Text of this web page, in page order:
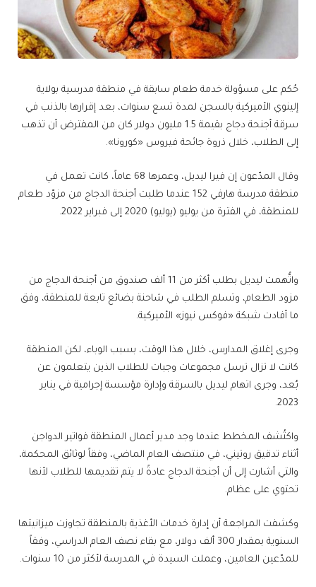
حُكم على مسؤولة خدمة طعام سابقة في منطقة مدرسية بولاية
إلينوي الأميركية بالسجن لمدة تسع سنوات، بعد إقرارها بالذنب في
سرقة أجنحة دجاج بقيمة 1.5 مليون دولار كان من المفترض أن تذهب
إلى الطلاب، خلال ذروة جائحة فيروس «كورونا».
وقال المدّعون إن فيرا ليديل، وعمرها 68 عاماً، كانت تعمل في
منطقة مدرسة هارفي 152 عندما طلبت أجنحة الدجاج من مزوّد طعام
للمنطقة، في الفترة من يوليو (يوليو) 2020 إلى فبراير 2022.
واتُّهمت ليديل بطلب أكثر من 11 ألف صندوق من أجنحة الدجاج من
مزود الطعام، وتسلم الطلب في شاحنة بضائع تابعة للمنطقة، وفق
ما أفادت شبكة «فوكس نيوز» الأميركية.
وجرى إغلاق المدارس، خلال هذا الوقت، بسبب الوباء، لكن المنطقة
كانت لا تزال ترسل مجموعات وجبات للطلاب الذين يتعلمون عن
بُعد، وجرى اتهام ليديل بالسرقة وإدارة مؤسسة إجرامية في يناير
2023.
واكتُشف المخطط عندما وجد مدير أعمال المنطقة فواتير الدواجن
أثناء تدقيق روتيني، في منتصف العام الماضي، وفقاً لوثائق المحكمة،
والتي أشارت إلى أن أجنحة الدجاج عادةً لا يتم تقديمها للطلاب لأنها
تحتوي على عظام.
وكشفت المراجعة أن إدارة خدمات الأغذية بالمنطقة تجاوزت ميزانيتها
السنوية بمقدار 300 ألف دولار، مع بقاء نصف العام الدراسي، وفقاً
للمدّعين العامين، وعملت السيدة في المدرسة لأكثر من 10 سنوات.